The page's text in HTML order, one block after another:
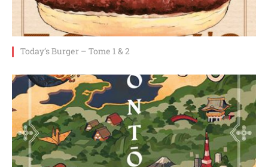
Today’s Burger – Tome 1 & 2